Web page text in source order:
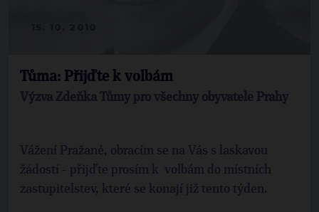
Tůma: Přijďte k volbám
Výzva Zdeňka Tůmy pro všechny obyvatele Prahy
Vážení Pražané, obracím se na Vás s laskavou
žádostí - přijďte prosím k volbám do místních
zastupitelstev, které se konají již tento týden.